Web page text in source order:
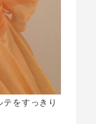
をすっきり